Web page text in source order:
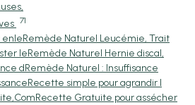
71
enleRemède Naturel Leucémie, Trait
leRemède Naturel Hernie discal,
dRemède Naturel : Insuffisance
Recette simple pour agrandir l
Recette Gratuite pour assécher